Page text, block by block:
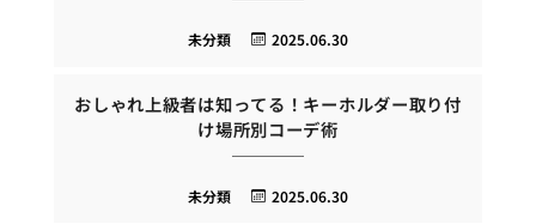
2025.06.30
未分類
おしゃれ上級者は知ってる！キーホルダー取り付
け場所別コーデ術
2025.06.30
未分類